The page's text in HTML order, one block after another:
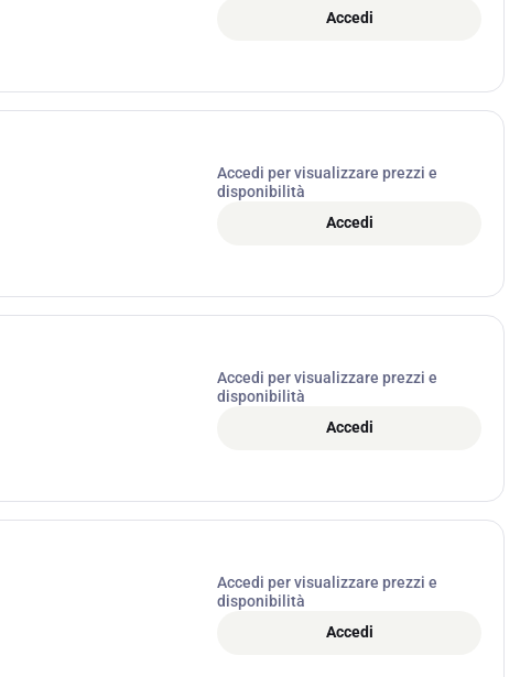
Accedi
Accedi per visualizzare prezzi e
disponibilità
Accedi
Accedi per visualizzare prezzi e
disponibilità
Accedi
Accedi per visualizzare prezzi e
disponibilità
Accedi